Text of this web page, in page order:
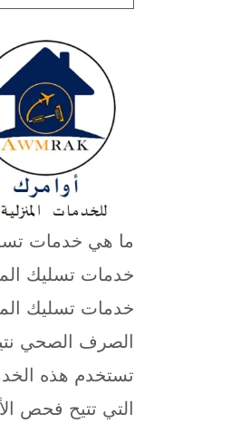
ما هي خدمات
خدمات تسليك
خدمات تسليك
الصرف الصحي
تستخدم هذه
التي تتيح فحص